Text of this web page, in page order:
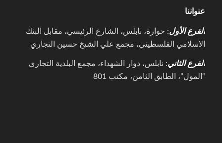
عنواننا
الفرع الأول: حوارة، نابلس، الشارع الرئيسي، مقابل البنك
الاسلامي الفلسطيني، مجمع علي الشيخ حسين التجاري
الفرع الثاني: نابلس، دوار الشهداء، مجمع البلدية التجاري
“المول”، الطابق الثامن، مكتب 801